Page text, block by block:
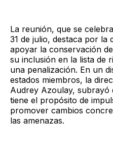
La reunión, que se
31 de julio, destaca por la
apoyar la conservación
su inclusión en la lista de
una penalización. En un
estados miembros, la
Audrey Azoulay, subrayó
tiene el propósito de
promover cambios
las amenazas.